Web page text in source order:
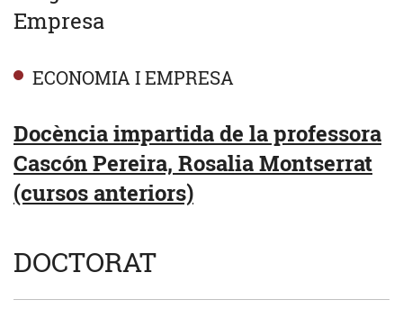
Empresa
ECONOMIA I EMPRESA
Docència impartida de la professora
Cascón Pereira, Rosalia Montserrat
(cursos anteriors)
DOCTORAT